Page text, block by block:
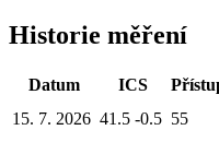
Historie měření
Datum ICS
15. 7. 2026 41.5 -0.5 55